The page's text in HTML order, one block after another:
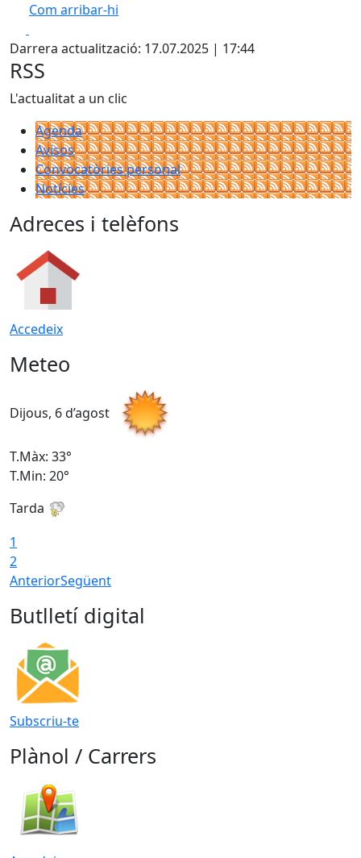
Com arribar-hi
+
−
Darrera actualització: 17.07.2025 | 17:44
RSS
L'actualitat a un clic
Agenda
Avisos
Convocatòries personal
Notícies
Adreces i telèfons
Accedeix
Meteo
Dijous, 6 d’agost
T.Màx: 33°
T.Min: 20°
Tarda
1
2
AnteriorSegüent
Butlletí digital
Subscriu-te
Plànol / Carrers